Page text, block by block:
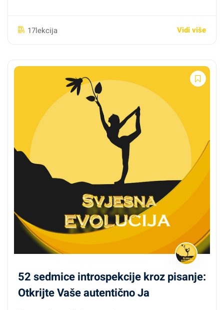
17lekcija Vidi više
52 sedmice introspekcije kroz pisanje:
Otkrijte Vaše autentično Ja